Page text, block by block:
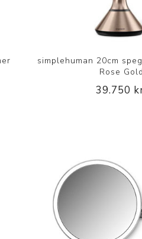
simplehuman 20cm
Rose Gold
39.750